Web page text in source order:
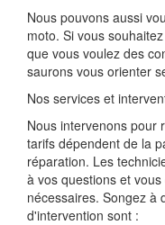
Nous pouvons aussi
moto. Si vous
que vous voulez des
saurons vous orienter
Nos services et
Nous intervenons pour
tarifs dépendent de la
réparation. Les
à vos questions et
nécessaires. Songez à
d'intervention sont :